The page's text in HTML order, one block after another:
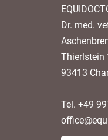
Dr. med.
Thierlstein
93413
Tel. +49